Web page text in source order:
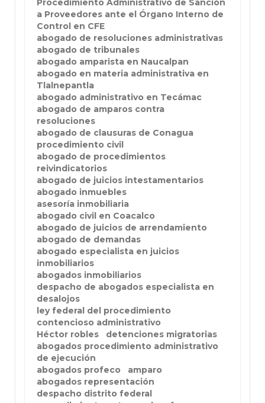
Procedimiento Administrativo de Sanción
a Proveedores ante el Órgano Interno de
Control en CFE
abogado de resoluciones administrativas
abogado de tribunales
abogado amparista en Naucalpan
abogado en materia administrativa en
Tlalnepantla
abogado administrativo en Tecámac
abogado de amparos contra
resoluciones
abogado de clausuras de Conagua
procedimiento civil
abogado de procedimientos
reivindicatorios
abogado de juicios intestamentarios
abogado inmuebles
asesoría inmobiliaria
abogado civil en Coacalco
abogado de juicios de arrendamiento
abogado de demandas
abogado especialista en juicios
inmobiliarios
abogados inmobiliarios
despacho de abogados especialista en
desalojos
ley federal del procedimiento
contencioso administrativo
Héctor robles
detenciones migratorias
abogados procedimiento administrativo
de ejecución
abogados profeco
amparo
abogados representación
despacho distrito federal